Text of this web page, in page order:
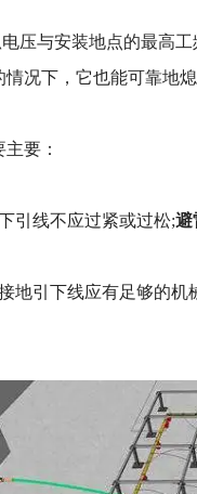
压与安装地点的最高
况下，它也能可靠地
要：
下引线不应过紧或过松;
地引下线应有足够的机